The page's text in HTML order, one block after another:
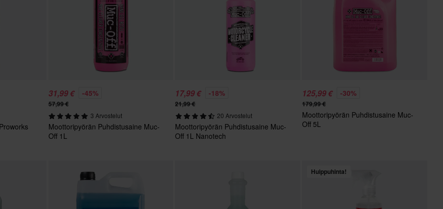
31,99 € -45%
57,99 €
3 Arvostelut
Moottoripyörän Puhdistusaine Muc-
Off 1L
17,99 € -18%
21,99 €
20 Arvostelut
Moottoripyörän Puhdistusaine Muc-
Off 1L Nanotech
125,99 € -30%
179,99 €
Moottoripyörän Puhdistusaine Muc-
Off 5L
Huippuhinta!